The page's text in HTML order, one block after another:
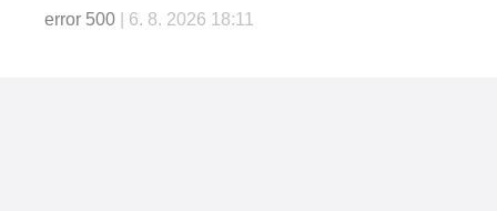
error 500 | 6. 8. 2026 18:11